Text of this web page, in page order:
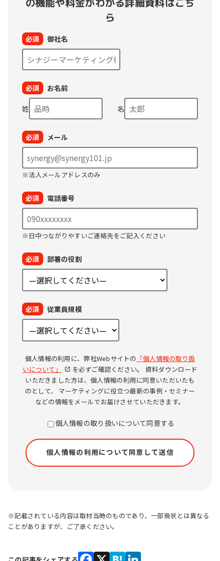
の機能や料金がわかる詳細資料はこち
ら
必須 御社名
必須 お名前
姓 名
必須 メール
※法人メールアドレスのみ
必須 電話番号
※日中つながりやすいご連絡先をご記入ください
必須 部署の役割
必須 従業員規模
個人情報の利用に、弊社Webサイトの 「個人情報の取り扱
いについて」
を必ずご確認ください。 資料ダウンロード
いただきました方は、個人情報の利用に同意いただいたも
のとして、 マーケティングに役立つ最新の事例・セミナー
などの情報をメールでお届けさせていただきます。
個人情報の取り扱いについて同意する
※記載されている内容は取材当時のものであり、一部現状とは異なる
ことがありますが、ご了承ください。